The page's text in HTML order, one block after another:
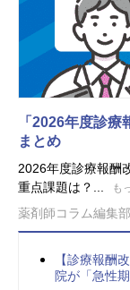
「2026年度診
まとめ
2026年度診療報酬
重点課題は？...
も
薬剤師コラム編集部
【診療報酬
院が「急性